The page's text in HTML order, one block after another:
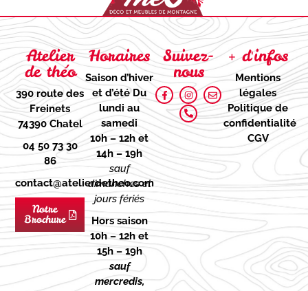
Atelier
de théo
390 route des
Freinets
74390 Chatel
04 50 73 30
86
contact@atelierdetheo.com
Notre
Brochure
Horaires
Saison d’hiver
et d’étéDu
lundi au
samedi
10h – 12h et
14h – 19h
sauf
dimanches et
jours fériés
Hors saison
10h – 12h et
15h – 19h
sauf
mercredis,
Suivez-
nous
+ d'infos
Mentions
légales
Politique de
confidentialité
CGV